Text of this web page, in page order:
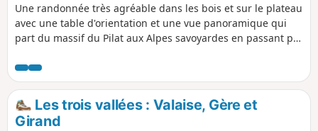
Une randonnée très agréable dans les bois et sur le plateau
avec une table d'orientation et une vue panoramique qui
part du massif du Pilat aux Alpes savoyardes en passant par
la moitié du circuit est sur un sentier dans les bois, il est
préférable de ne pas le faire par temps de pluie et même
quelques jours après.
Les trois vallées : Valaise, Gère et
Girand